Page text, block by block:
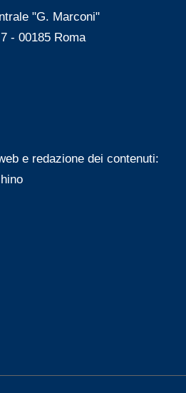
"G. Marconi"
- 00185 Roma
e redazione dei contenuti: